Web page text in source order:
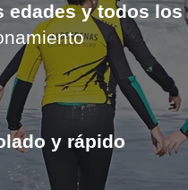
edadesytodos los
y rápido